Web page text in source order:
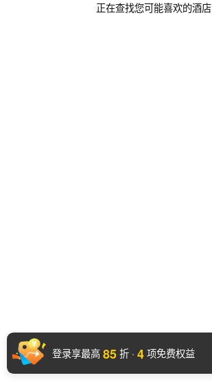
正在查找您可能喜欢的酒店
登录享最高 85 折 · 4 项免费权益